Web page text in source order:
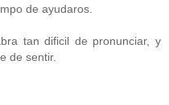
de ayudaros.
tan dificil de pronunciar, y
de sentir.